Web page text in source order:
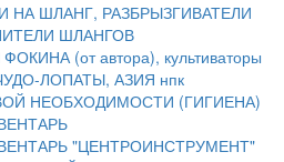
НА ШЛАНГ, РАЗБРЫЗГИВАТЕЛИ
ШЛАНГОВ
(от автора), культиваторы
ЛОПАТЫ, АЗИЯ нпк
НЕОБХОДИМОСТИ (ГИГИЕНА)
"ЦЕНТРОИНСТРУМЕНТ"